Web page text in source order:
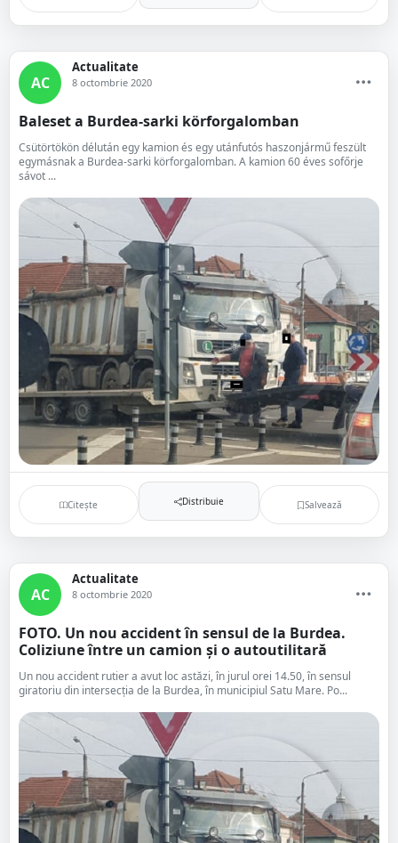
AC
Actualitate
8 octombrie 2020
Baleset a Burdea-sarki körforgalomban
Csütörtökön délután egy kamion és egy utánfutós haszonjármű feszült
egymásnak a Burdea-sarki körforgalomban. A kamion 60 éves sofőrje
sávot ...
Citește Distribuie Salvează
AC
Actualitate
8 octombrie 2020
FOTO. Un nou accident în sensul de la Burdea.
Coliziune între un camion și o autoutilitară
Un nou accident rutier a avut loc astăzi, în jurul orei 14.50, în sensul
giratoriu din intersecția de la Burdea, în municipiul Satu Mare. Po...